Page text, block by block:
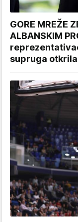
GORE MREŽE
ALBANSKIM
supruga